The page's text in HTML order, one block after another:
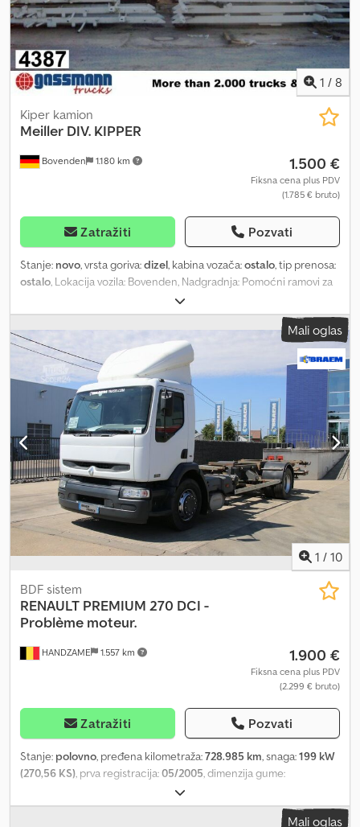
1 / 8
Bovenden 1.180 km
Kiper kamion
Meiller DIV. KIPPER
1.500 €
Fiksna cena plus PDV
(1.785 € bruto)
Zatražiti Pozvati
Stanje: novo, vrsta goriva:dizel, kabina vozača:ostalo, tip prenosa:
ostalo, Lokacija vozila: Bovenden, Nadgradnja: Pomoćni ramovi za
kiperske sanduke, delimično sa potpornim nogama. Približno 200
komada na stanju. Različiti pomoćni ramovi različitih proizvođača
za kiperske sanduke sa 2, 3 i 4 osovine. Takođe, dostupni su i drugi
pomoćni ramovi za razne vrste nadogradnji. SLOBODNO NAS
PITAJTE! Cene od 1.000 do 2.500 EUR. Chedpfxsi Rpwce Aqwja
NAVEDENA OPREMA BEZ GARANCIJE, zadržavamo pravo na
promene, prethodnu prodaju i moguće greške!
Mali oglas
1 / 10
HANDZAME 1.557 km
BDF sistem
RENAULT PREMIUM 270 DCI -
Problème moteur.
1.900 €
Fiksna cena plus PDV
(2.299 € bruto)
Zatražiti Pozvati
Stanje: polovno, pređena kilometraža:728.985 km, snaga:199 kW
(270,56 KS) , prva registracija:05/2005 , dimenzija gume:
, konfiguracija osovina:
rastojanje:5.500 mm, boja:bela, tip prenosa:mehanički, broj
, suspencija: vazduh,
Mali oglas